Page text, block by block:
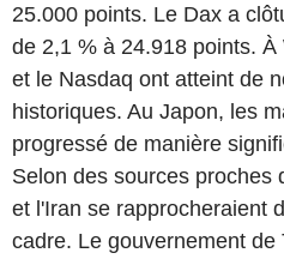
25.000 points. Le Dax a
de 2,1 % à 24.918 points.
et le Nasdaq ont atteint de
historiques. Au Japon, les
progressé de manière
Selon des sources proches
et l'Iran se rapprocheraient
cadre. Le gouvernement